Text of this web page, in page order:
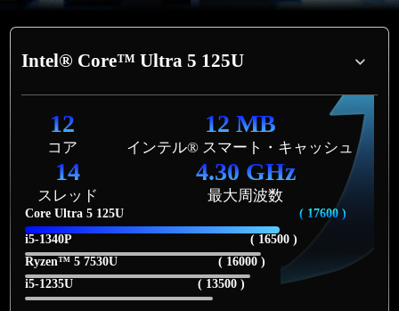
Intel® Core™ Ultra 5 125U
12
コア
12 MB
インテル® スマート・キャッシュ
14
スレッド
4.30 GHz
最大周波数
Core Ultra 5 125U
( 17600 )
i5-1340P
( 16500 )
Ryzen™ 5 7530U
( 16000 )
i5-1235U
( 13500 )